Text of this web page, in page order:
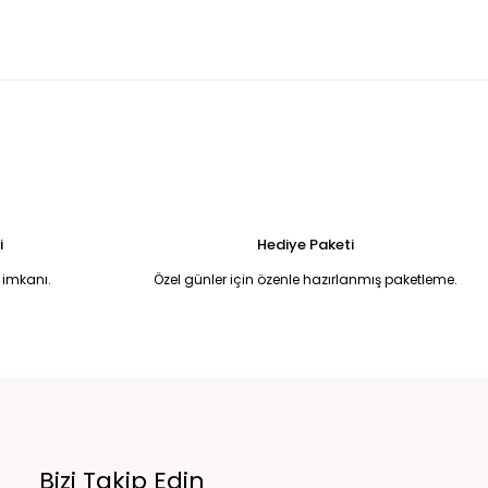
düğmeli sırtı açık balık model şık elbise L
Hediye Paketi
Özel günler için özenle hazırlanmış paketleme.
Bizi Takip Edin